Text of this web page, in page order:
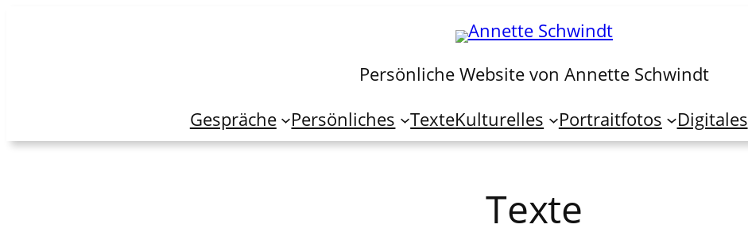
Persönliche Website von Annette Schwindt
Gespräche
Persönliches TexteKulturelles Portraitfotos Digitales
Texte